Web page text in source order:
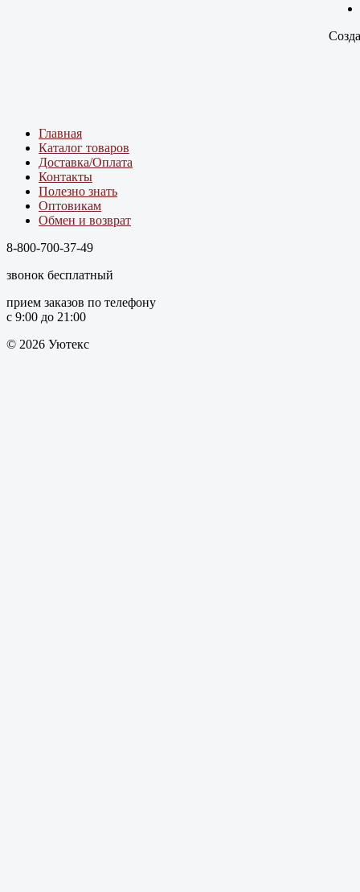
Главная
Каталог товаров
Доставка/Оплата
Контакты
Полезно знать
Оптовикам
Обмен и возврат
8-800-700-37-49
звонок бесплатный
прием заказов по телефону
с 9:00 до 21:00
© 2026 Уютекс